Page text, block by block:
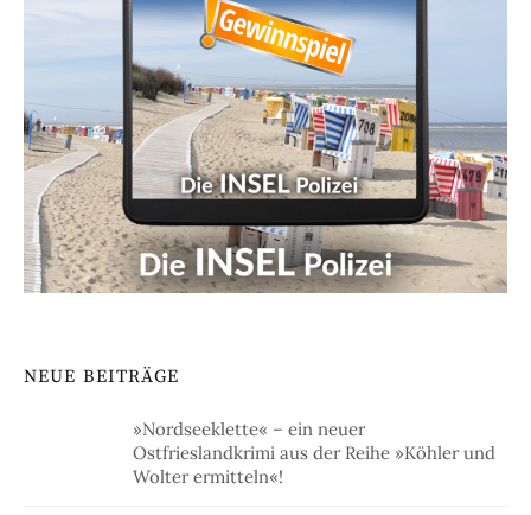
NEUE BEITRÄGE
»Nordseeklette« – ein neuer
Ostfrieslandkrimi aus der Reihe »Köhler und
Wolter ermitteln«!